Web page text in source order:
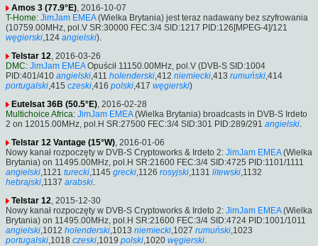
Amos 3 (77.9°E), 2016-10-07
T-Home: JimJam EMEA(Wielka Brytania) jest teraz nadawany bez szyfrowania
(10759.00MHz, pol.V SR:30000 FEC:3/4 SID:1217 PID:126[MPEG-4]/121
węgierski,124 angielski).
Telstar 12, 2016-03-26
DMC: JimJam EMEAOpuścił 11150.00MHz, pol.V (DVB-S SID:1004
PID:401/410 angielski,411 holenderski,412 niemiecki,413 rumuński,414
portugalski,415 czeski,416 polski,417 węgierski)
Eutelsat 36B (50.5°E), 2016-02-28
Multichoice Africa: JimJam EMEA(Wielka Brytania) broadcasts in DVB-S Irdeto
2 on 12015.00MHz, pol.H SR:27500 FEC:3/4 SID:301 PID:289/291 angielski.
Telstar 12 Vantage (15°W), 2016-01-06
Nowy kanał rozpoczęty w DVB-S Cryptoworks & Irdeto 2: JimJam EMEA(Wielka
Brytania) on 11495.00MHz, pol.H SR:21600 FEC:3/4 SID:4725 PID:1101/1111
angielski,1121 turecki,1145 grecki,1126 rosyjski,1131 litewski,1132
hebrajski,1137 arabski.
Telstar 12, 2015-12-30
Nowy kanał rozpoczęty w DVB-S Cryptoworks & Irdeto 2: JimJam EMEA(Wielka
Brytania) on 11495.00MHz, pol.H SR:21600 FEC:3/4 SID:4724 PID:1001/1011
angielski,1012 holenderski,1013 niemiecki,1027 rumuński,1023
portugalski,1018 czeski,1019 polski,1020 węgierski.